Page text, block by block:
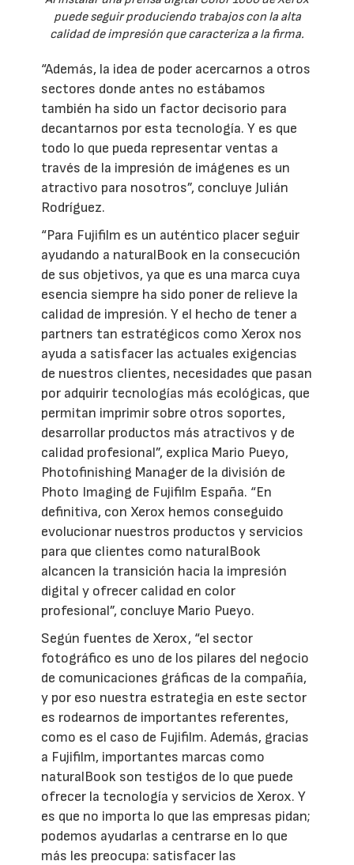
puede seguir produciendo trabajos con la alta
calidad de impresión que caracteriza a la firma.
“Además, la idea de poder acercarnos a otros
sectores donde antes no estábamos
también ha sido un factor decisorio para
decantarnos por esta tecnología. Y es que
todo lo que pueda representar ventas a
través de la impresión de imágenes es un
atractivo para nosotros”, concluye Julián
Rodríguez.
“Para Fujifilm es un auténtico placer seguir
ayudando a naturalBook en la consecución
de sus objetivos, ya que es una marca cuya
esencia siempre ha sido poner de relieve la
calidad de impresión. Y el hecho de tener a
partners tan estratégicos como Xerox nos
ayuda a satisfacer las actuales exigencias
de nuestros clientes, necesidades que pasan
por adquirir tecnologías más ecológicas, que
permitan imprimir sobre otros soportes,
desarrollar productos más atractivos y de
calidad profesional”, explica Mario Pueyo,
Photofinishing Manager de la división de
Photo Imaging de Fujifilm España. “En
definitiva, con Xerox hemos conseguido
evolucionar nuestros productos y servicios
para que clientes como naturalBook
alcancen la transición hacia la impresión
digital y ofrecer calidad en color
profesional”, concluye Mario Pueyo.
Según fuentes de Xerox, “el sector
fotográfico es uno de los pilares del negocio
de comunicaciones gráficas de la compañía,
y por eso nuestra estrategia en este sector
es rodearnos de importantes referentes,
como es el caso de Fujifilm. Además, gracias
a Fujifilm, importantes marcas como
naturalBook son testigos de lo que puede
ofrecer la tecnología y servicios de Xerox. Y
es que no importa lo que las empresas pidan;
podemos ayudarlas a centrarse en lo que
más les preocupa: satisfacer las